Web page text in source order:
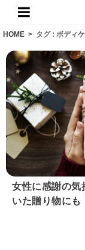
HOME > タグ : ボディ
女性に感謝の気
いた贈り物にも